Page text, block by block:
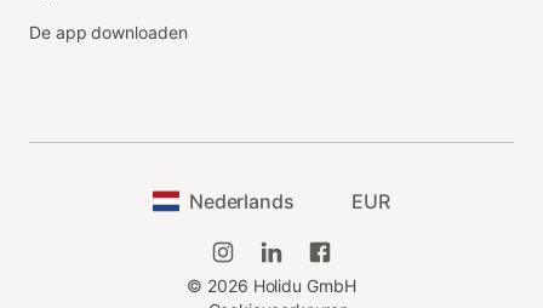
De app downloaden
Nederlands EUR
© 2026 Holidu GmbH